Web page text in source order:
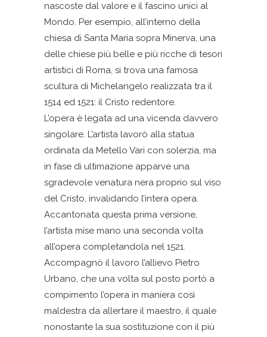
nascoste dal valore e il fascino unici al
Mondo. Per esempio, all’interno della
chiesa di Santa Maria sopra Minerva, una
delle chiese più belle e più ricche di tesori
artistici di Roma, si trova una famosa
scultura di Michelangelo realizzata tra il
1514 ed 1521: il Cristo redentore.
L’opera è legata ad una vicenda davvero
singolare. L’artista lavorò alla statua
ordinata da Metello Vari con solerzia, ma
in fase di ultimazione apparve una
sgradevole venatura nera proprio sul viso
del Cristo, invalidando l’intera opera.
Accantonata questa prima versione,
l’artista mise mano una seconda volta
all’opera completandola nel 1521.
Accompagnò il lavoro l’allievo Pietro
Urbano, che una volta sul posto portò a
compimento l’opera in maniera così
maldestra da allertare il maestro, il quale
nonostante la sua sostituzione con il più